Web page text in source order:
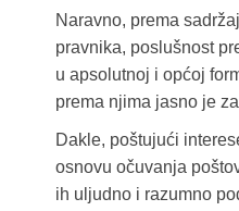
Naravno, prema
pravnika, poslušnost
u apsolutnoj i općoj
prema njima jasno je
Dakle, poštujući
osnovu očuvanja
ih uljudno i razumno